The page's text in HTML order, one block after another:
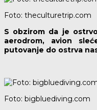
Foto: theculturetrip.com
S obzirom da je
aerodrom, avion
putovanje do ostrva
Foto: bigbluediving.com